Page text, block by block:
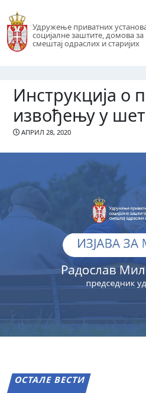
Удружење приватних
социјалне заштите, домова за
смештај одраслих и старијих
Инструкција о
извођењу у
АПРИЛ 28, 2020
ОСТАЛЕ ВЕСТИ